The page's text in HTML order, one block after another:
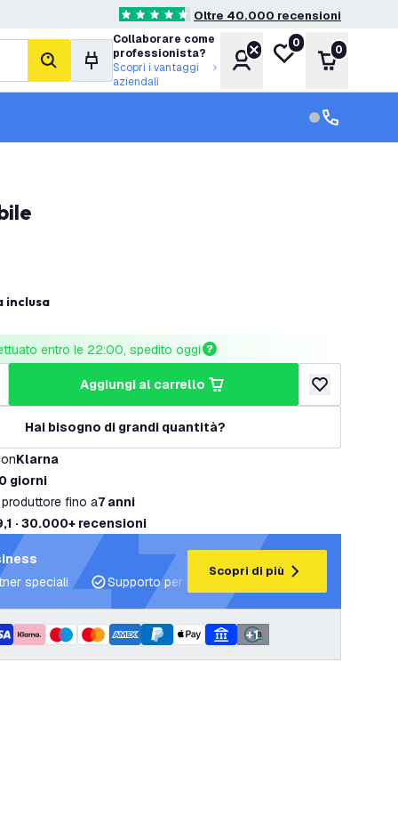
4.6 stelle di valutazione
Oltre 40.000 recensioni
cerca
Collaborare come
professionista?
Scopri i vantaggi
aziendali
AccountLista desideri
0
Carrello
0
Servizio
Assistenza
inclusa
entro le 22:00, spedito oggi
quantitàaggiungi al carrello
aggiungi alla
Hai bisogno di grandi quantità?
Klarna
giorni
fino a7 anni
· 30.000+ recensioni
speciali
Supporto per progetti e piani di illuminazione
Scopri di più
+1